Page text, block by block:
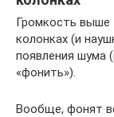
Громкость выше
колонках (и
появления шума
«фонить»).
Вообще, фонят